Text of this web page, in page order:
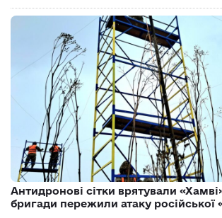
Антидронові сітки врятували
бригади пережили атаку російської